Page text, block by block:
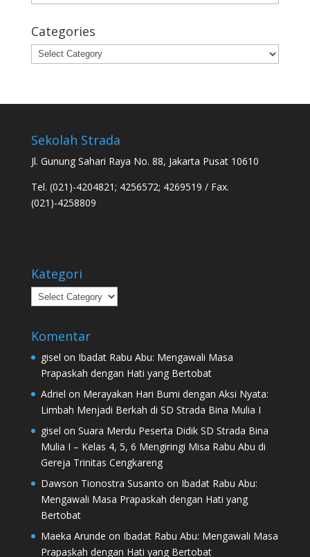
Categories
Categories
Sekolah Strada
Jl. Gunung Sahari Raya No. 88, Jakarta Pusat 10610
Tel. (021)-4204821; 4256572; 4269519 / Fax.
(021)-4258809
Kategori
Kategori
Komentar
gisel on Ibadat Rabu Abu: Mengawali Masa
Prapaskah dengan Hati yang Bertobat
Adriel on Merayakan Hari Bumi dengan Aksi Nyata:
Limbah Menjadi Berkah di SD Strada Bina Mulia I
gisel on Suara Merdu Peserta Didik SD Strada Bina
Mulia I – Kelas 4, 5, 6 Mengiringi Misa Rabu Abu di
Gereja Trinitas Cengkareng
Dawson Tionostra Susanto on Ibadat Rabu Abu:
Mengawali Masa Prapaskah dengan Hati yang
Bertobat
Maeka Arunde on Ibadat Rabu Abu: Mengawali Masa
Prapaskah dengan Hati yang Bertobat